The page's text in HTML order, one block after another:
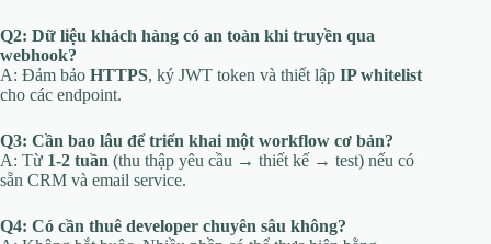
Q2: Dữ liệu khách hàng có an toàn khi truyền qua
webhook?
A: Đảm bảo HTTPS, ký JWT token và thiết lập IP whitelist
cho các endpoint.
Q3: Cần bao lâu để triển khai một workflow cơ bản?
A: Từ 1‑2 tuần (thu thập yêu cầu → thiết kế → test) nếu có
sẵn CRM và email service.
Q4: Có cần thuê developer chuyên sâu không?